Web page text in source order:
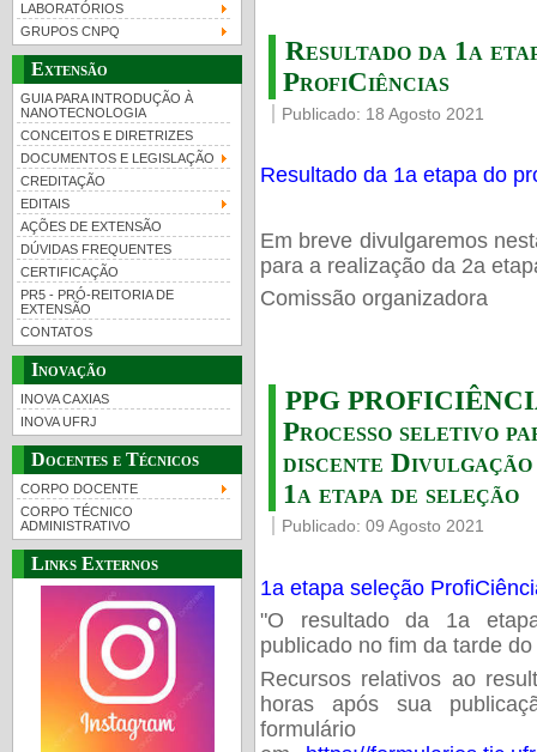
LABORATÓRIOS
GRUPOS CNPQ
Extensão
GUIA PARA INTRODUÇÃO À
NANOTECNOLOGIA
CONCEITOS E DIRETRIZES
DOCUMENTOS E LEGISLAÇÃO
CREDITAÇÃO
EDITAIS
AÇÕES DE EXTENSÃO
DÚVIDAS FREQUENTES
CERTIFICAÇÃO
PR5 - PRÓ-REITORIA DE
EXTENSÃO
CONTATOS
Inovação
INOVA CAXIAS
INOVA UFRJ
Docentes e Técnicos
CORPO DOCENTE
CORPO TÉCNICO
ADMINISTRATIVO
Links Externos
Resultado da 1a
ProfiCiências
Publicado: 18 Agosto 2021
Resultado da 1a etapa do
Em breve divulgaremos
para a realização da 2a
Comissão organizadora
PPG
Processo seletivo
discente
1a etapa de seleção
Publicado: 09 Agosto 2021
1a etapa seleção
"O resultado da 1a
publicado no fim da tarde
Recursos relativos ao
horas após sua